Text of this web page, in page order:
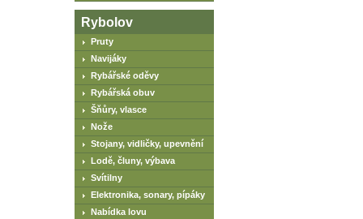
Rybolov
Pruty
Navijáky
Rybářské oděvy
Rybářská obuv
Šňůry, vlasce
Nože
Stojany, vidličky, upevnění
Lodě, čluny, výbava
Svítilny
Elektronika, sonary, pípáky
Nabídka lovu